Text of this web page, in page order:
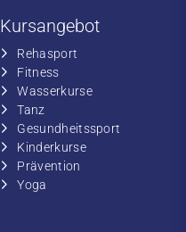
Kursangebot
​Rehasport
​​Fitness
​​Wasserkurse
​​Tanz
​Gesundheitssport
​Kinderkurse
Prävention
Yoga